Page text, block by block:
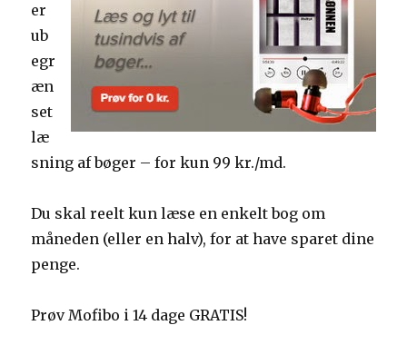
er
ub
egr
æn
set
læ
sning af bøger – for kun 99 kr./md.
Du skal reelt kun læse en enkelt bog om
måneden (eller en halv), for at have sparet dine
penge.
Prøv Mofibo i 14 dage GRATIS!